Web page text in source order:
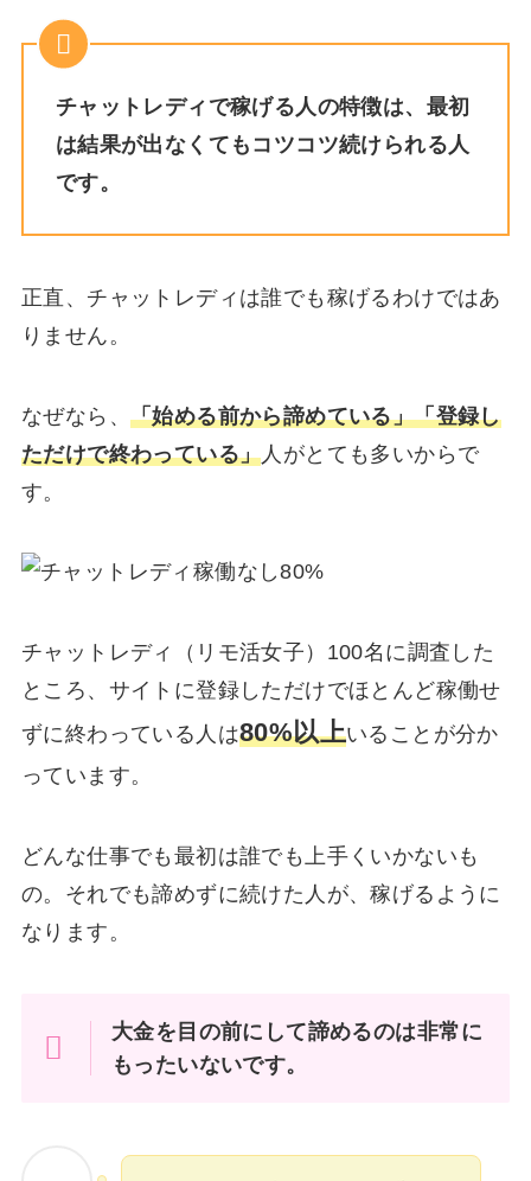
チャットレディで稼げる人の特徴は、最初
は結果が出なくてもコツコツ続けられる人
です。
正直、チャットレディは誰でも稼げるわけではあ
りません。
なぜなら、 「始める前から諦めている」「登録し
ただけで終わっている」 人がとても多いからで
す。
チャットレディ（リモ活女子）100名に調査した
ところ、サイトに登録しただけでほとんど稼働せ
ずに終わっている人は80%以上いることが分か
っています。
どんな仕事でも最初は誰でも上手くいかないも
の。それでも諦めずに続けた人が、稼げるように
なります。
大金を目の前にして諦めるのは非常に
もったいないです。